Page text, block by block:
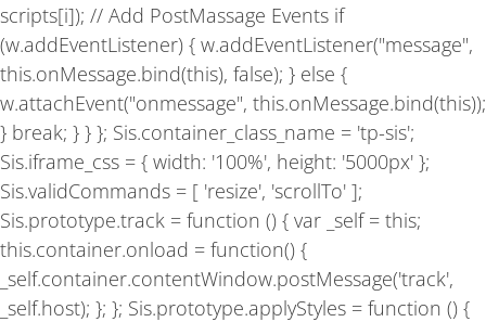
scripts[i]); // Add PostMassage Events if
(w.addEventListener) { w.addEventListener("message",
this.onMessage.bind(this), false); } else {
w.attachEvent("onmessage", this.onMessage.bind(this));
} break; } } }; Sis.container_class_name = 'tp-sis';
Sis.iframe_css = { width: '100%', height: '5000px' };
Sis.validCommands = [ 'resize', 'scrollTo' ];
Sis.prototype.track = function () { var _self = this;
this.container.onload = function() {
_self.container.contentWindow.postMessage('track',
_self.host); }; }; Sis.prototype.applyStyles = function () {